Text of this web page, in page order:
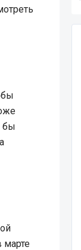
бы
марте